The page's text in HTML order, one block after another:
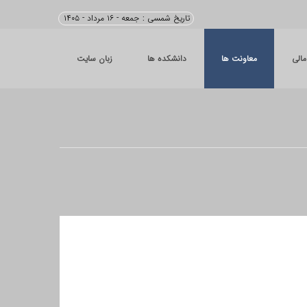
تاریخ شمسی : جمعه - ۱۶ مرداد - ۱۴۰۵
معاونت ها دانشکده ها زبان سایت